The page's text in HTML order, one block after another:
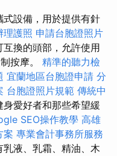
設備，用於提供有針
理護照 申請台胞證照片
換的頭部，允許使用
按摩。 精準的聽力檢
宜蘭地區台胞證申請 分
台胞證照片規範 傳統中
愛好者和那些希望緩
SEO操作教學 高雄
案 專業會計事務所服務
液、乳霜、精油、木